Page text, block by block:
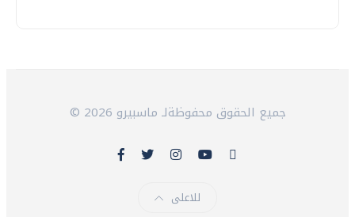
© 2026 جميع الحقوق محفوظةلـ ماسبيرو
للاعلى